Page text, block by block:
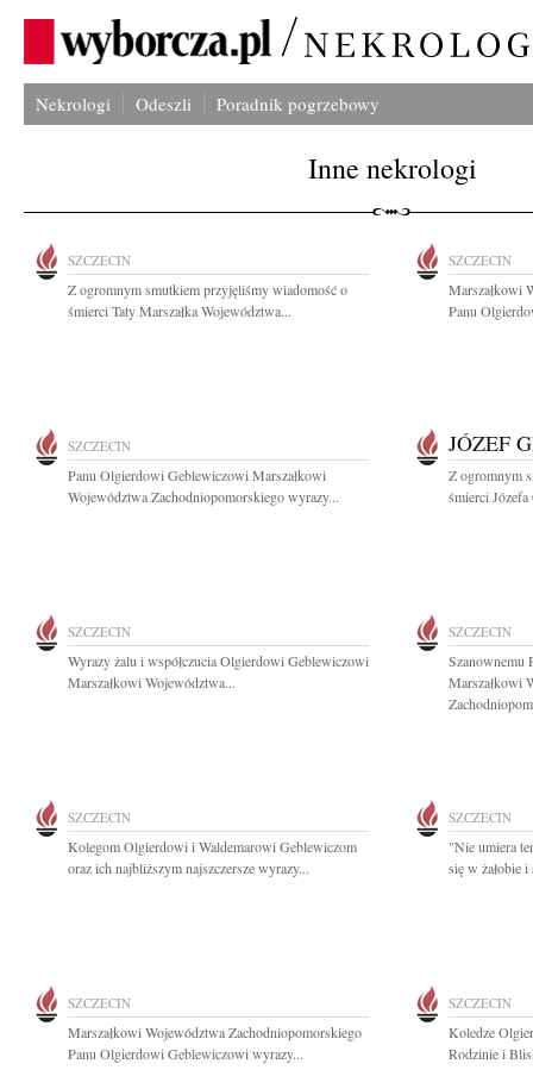
Nekrologi Odeszli Poradnik pogrzebowy
Inne nekrologi
SZCZECIN
Z ogromnym smutkiem przyjęliśmy wiadomość o
śmierci Taty Marszałka Województwa...
SZCZECIN
Marszałkowi
Panu
SZCZECIN
Panu Olgierdowi Geblewiczowi Marszałkowi
Województwa Zachodniopomorskiego wyrazy...
JÓZEF
Z ogromnym
śmierci
SZCZECIN
Wyrazy żalu i współczucia Olgierdowi Geblewiczowi
Marszałkowi Województwa...
SZCZECIN
Szanownemu
Marszałkowi
SZCZECIN
Kolegom Olgierdowi i Waldemarowi Geblewiczom
oraz ich najbliższym najszczersze wyrazy...
SZCZECIN
"Nie umiera
się w żałobie
SZCZECIN
Marszałkowi Województwa Zachodniopomorskiego
Panu Olgierdowi Geblewiczowi wyrazy...
SZCZECIN
Koledze
Rodzinie i